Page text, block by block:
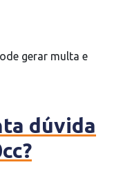
gerar multa e
dúvida